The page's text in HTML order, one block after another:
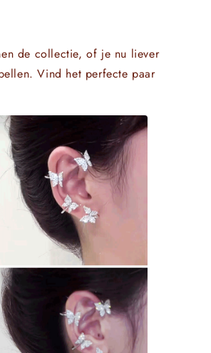
de collectie, of je nu liever
Vind het perfecte paar